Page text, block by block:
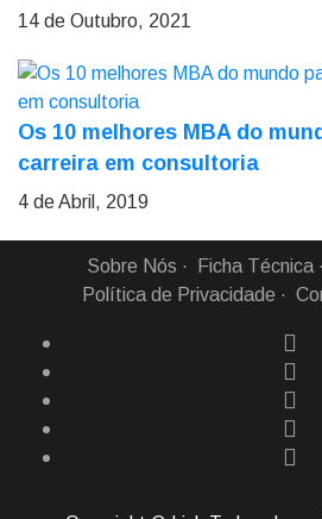
14 de Outubro, 2021
Os 10 melhores MBA do
carreira em consultoria
4 de Abril, 2019
Sobre Nós Ficha Técnica
Política de Privacidade